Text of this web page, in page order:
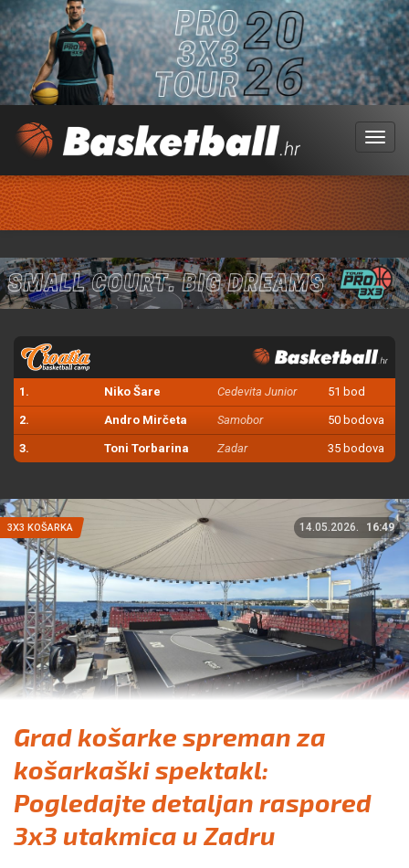
Menu
1. Niko Šare Cedevita Junior 51 bod
2. Andro Mirčeta Samobor 50 bodova
3. Toni Torbarina Zadar 35 bodova
3X3 KOŠARKA 14.05.2026. 16:49
Grad košarke spreman za
košarkaški spektakl:
Pogledajte detaljan raspored
3x3 utakmica u Zadru